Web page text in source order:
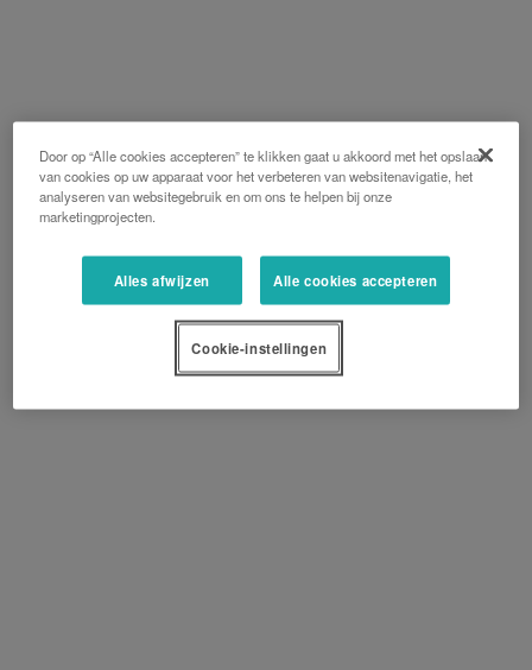
Door op “Alle cookies accepteren” te klikken gaat u akkoord met het opslaan
van cookies op uw apparaat voor het verbeteren van websitenavigatie, het
analyseren van websitegebruik en om ons te helpen bij onze
marketingprojecten.
Alles afwijzen Alle cookies accepteren
Cookie-instellingen